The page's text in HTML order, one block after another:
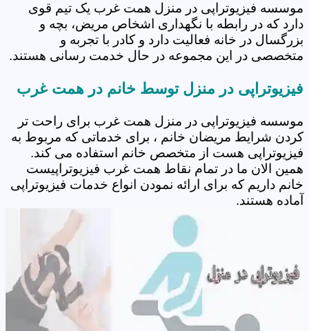
موسسه فیزیوتراپی در منزل همت غرب یک تیم قوی
دارد که در رابطه با نگهداری اشخاص مریض، بچه و
بزرگسال در خانه فعالیت دارد و کادر با تجربه و
متخصصی در این مجموعه در حال خدمت رسانی هستند.
فیزیوتراپی در منزل توسط خانم در همت غرب
موسسه فیزیوتراپی در منزل همت غرب برای راحت تر
کردن شرایط مریضان خانم ، برای خدماتی که مربوط به
فیزیوتراپی هست از متخصص خانم استفاده می کند.
همین الان ما در تمام نقاط همت غرب فیزیوتراپیست
خانم داریم که برای ارائه نمودن انواع خدمات فیزیوتراپی
آماده هستند.